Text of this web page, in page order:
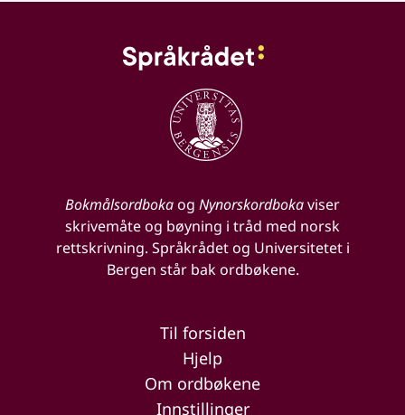
Bokmålsordbokaog Nynorskordbokaviser
skrivemåte og bøyning i tråd med norsk
rettskrivning. Språkrådet og Universitetet i
Bergen står bak ordbøkene.
Til forsiden
Hjelp
Om ordbøkene
Innstillinger